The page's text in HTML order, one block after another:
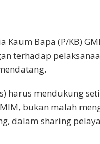
Kaum Bapa (P/KB)
terhadap
harus mendukung
bukan malah
dalam sharing